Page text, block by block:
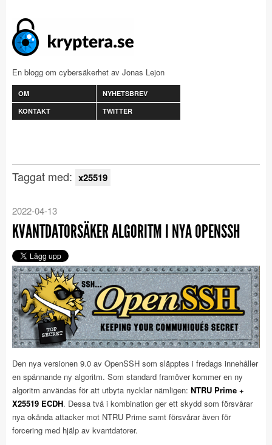
En blogg om cybersäkerhet av Jonas Lejon
OM
NYHETSBREV
KONTAKT
TWITTER
Taggat med: x25519
2022-04-13
KVANTDATORSÄKER ALGORITM I NYA OPENSSH
Den nya versionen 9.0 av OpenSSH som släpptes i fredags innehåller
en spännande ny algoritm. Som standard framöver kommer en ny
algoritm användas för att utbyta nycklar nämligen: NTRU Prime +
X25519 ECDH. Dessa två i kombination ger ett skydd som försvårar
nya okända attacker mot NTRU Prime samt försvårar även för
forcering med hjälp av kvantdatorer.